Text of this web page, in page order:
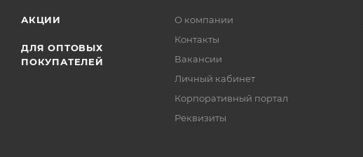
АКЦИИ
ДЛЯ ОПТОВЫХ
ПОКУПАТЕЛЕЙ
О компании
Контакты
Вакансии
Личный кабинет
Корпоративный портал
Реквизиты